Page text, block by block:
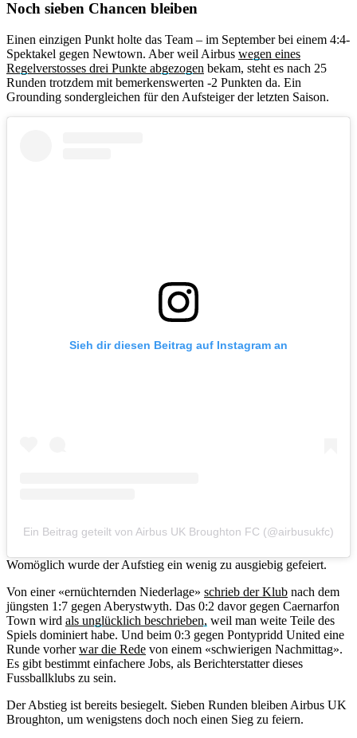
Noch sieben Chancen bleiben
Einen einzigen Punkt holte das Team – im September bei einem 4:4-
Spektakel gegen Newtown. Aber weil Airbus wegen eines
Regelverstosses drei Punkte abgezogen bekam, steht es nach 25
Runden trotzdem mit bemerkenswerten -2 Punkten da. Ein
Grounding sondergleichen für den Aufsteiger der letzten Saison.
Sieh dir diesen Beitrag auf Instagram an
Ein Beitrag geteilt von Airbus UK Broughton FC (@airbusukfc)
Womöglich wurde der Aufstieg ein wenig zu ausgiebig gefeiert.
Von einer «ernüchternden Niederlage» schrieb der Klub nach dem
jüngsten 1:7 gegen Aberystwyth. Das 0:2 davor gegen Caernarfon
Town wird als unglücklich beschrieben, weil man weite Teile des
Spiels dominiert habe. Und beim 0:3 gegen Pontypridd United eine
Runde vorherwar die Rede von einem «schwierigen Nachmittag».
Es gibt bestimmt einfachere Jobs, als Berichterstatter dieses
Fussballklubs zu sein.
Der Abstieg ist bereits besiegelt. Sieben Runden bleiben Airbus UK
Broughton, um wenigstens doch noch einen Sieg zu feiern.